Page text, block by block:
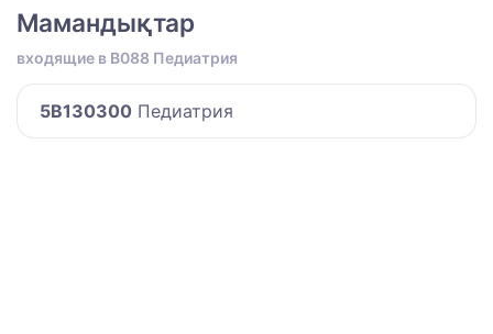
Мамандықтар
входящие в B088 Педиатрия
5B130300 Педиатрия